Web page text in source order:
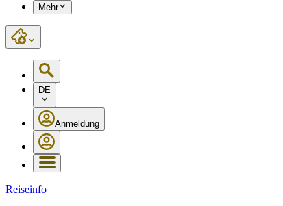
Mehr
DE
Anmeldung
Reiseinfo